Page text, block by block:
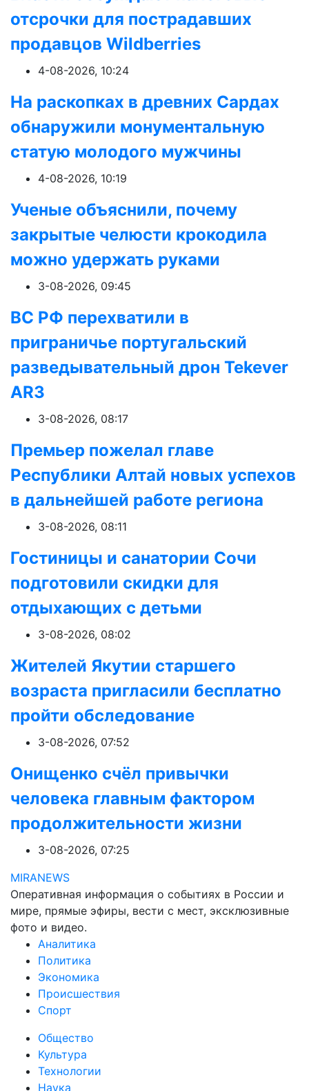
отсрочки для пострадавших
продавцов Wildberries
4-08-2026, 10:24
На раскопках в древних Сардах
обнаружили монументальную
статую молодого мужчины
4-08-2026, 10:19
Ученые объяснили, почему
закрытые челюсти крокодила
можно удержать руками
3-08-2026, 09:45
ВС РФ перехватили в
приграничье португальский
разведывательный дрон Tekever
AR3
3-08-2026, 08:17
Премьер пожелал главе
Республики Алтай новых успехов
в дальнейшей работе региона
3-08-2026, 08:11
Гостиницы и санатории Сочи
подготовили скидки для
отдыхающих с детьми
3-08-2026, 08:02
Жителей Якутии старшего
возраста пригласили бесплатно
пройти обследование
3-08-2026, 07:52
Онищенко счёл привычки
человека главным фактором
продолжительности жизни
3-08-2026, 07:25
MIRANEWS
Оперативная информация о событиях в России и
мире, прямые эфиры, вести с мест, эксклюзивные
фото и видео.
Аналитика
Политика
Экономика
Происшествия
Спорт
Общество
Культура
Технологии
Наука